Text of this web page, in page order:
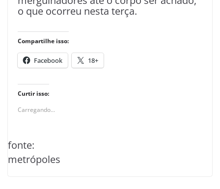
o que ocorreu nesta terça.
Compartilhe isso:
Facebook 18+
Curtir isso:
Carregando...
fonte:
metrópoles